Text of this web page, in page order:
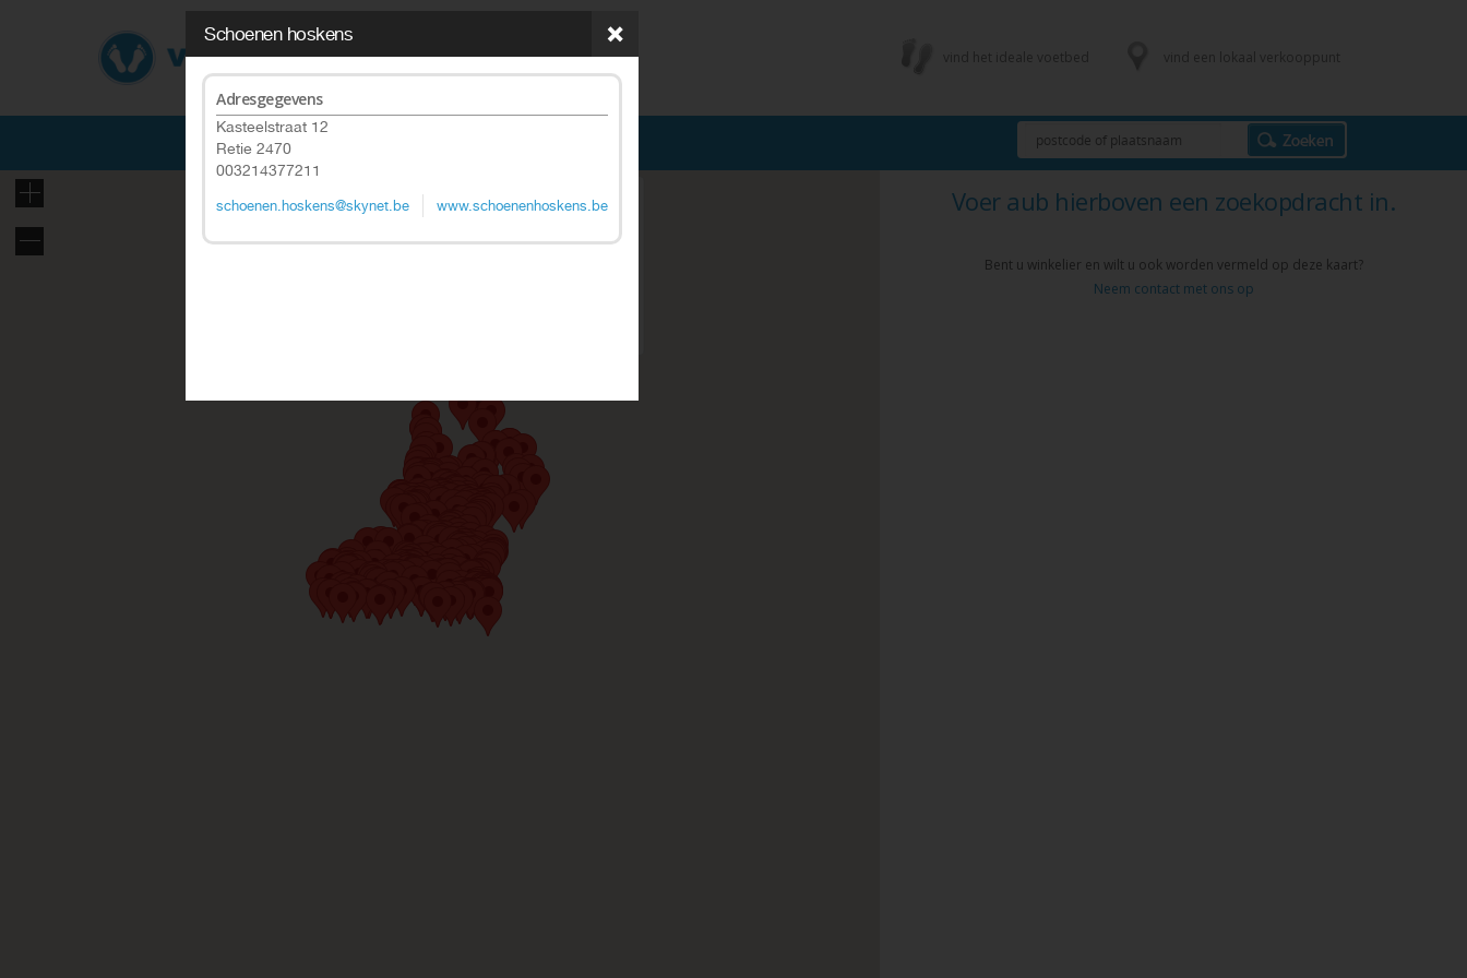
vind het ideale voetbed vind een lokaal verkooppunt
This page can't load Google Maps correctly.
Voer aub hierboven een zoekopdracht in.
Bent u winkelier en wilt u ook worden vermeld op deze kaart?
Neem contact met ons op
Schoenen hoskens
Adresgegevens
Kasteelstraat 12
Retie 2470
003214377211
schoenen.hoskens@skynet.be www.schoenenhoskens.be